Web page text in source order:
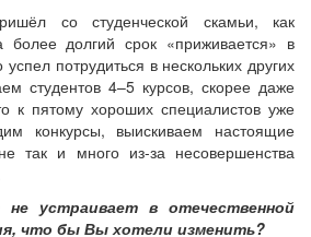
со студенческой скамьи, как
долгий срок «приживается» в
потрудиться в нескольких других
студентов 4–5 курсов, скорее даже
к пятому хороших специалистов уже
конкурсы, выискиваем настоящие
так и много из-за несовершенства
устраивает в отечественной
что бы Вы хотели изменить?